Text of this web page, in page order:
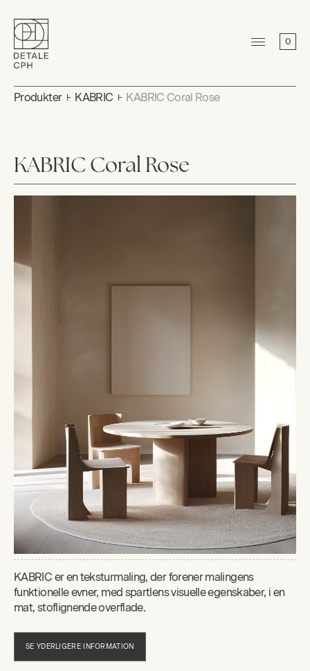
0
Produkter KABRIC KABRIC Coral Rose
KABRIC Coral Rose
KABRIC er en teksturmaling, der forener malingens
funktionelle evner, med spartlens visuelle egenskaber, i en
mat, stoflignende overflade.
SE YDERLIGERE INFORMATION